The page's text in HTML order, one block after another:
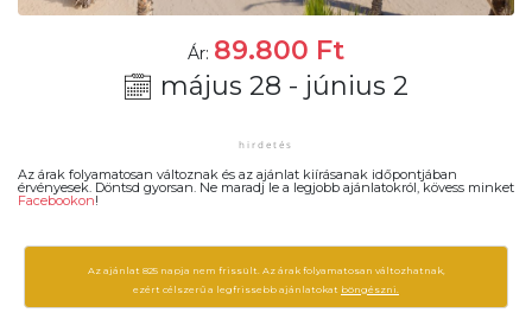
Ár: 89.800 Ft
május 28 - június 2
Az árak folyamatosan változnak és az ajánlat kiírásanak időpontjában
érvényesek. Döntsd gyorsan. Ne maradj le a legjobb ajánlatokról, kövess minket
Facebookon!
Az ajánlat 825 napja nem frissült. Az árak folyamatosan változhatnak,
ezért célszerű a legfrissebb ajánlatokat böngészni.